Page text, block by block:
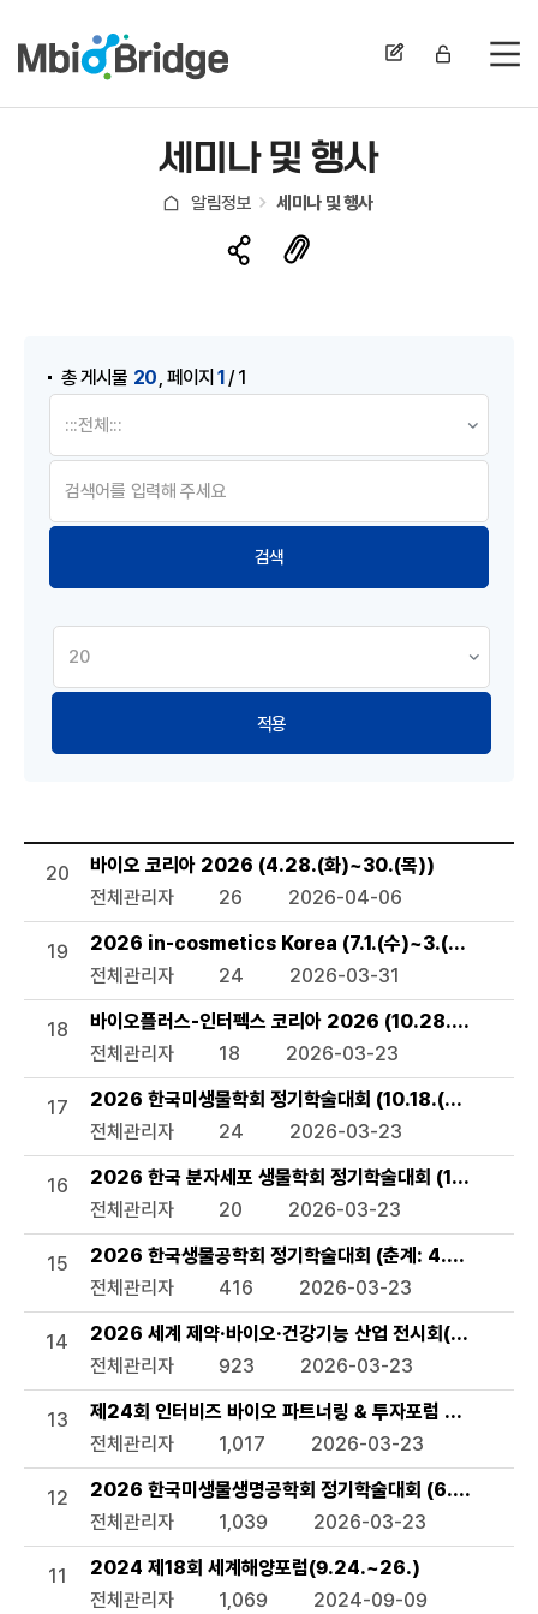
전
세미나 및 행사
알림정보 세미나 및 행사
총 게시물 20 ,페이지1/ 1
적용
세미나 및 행사 목록으로 번호, 제목, 작성자, 조회수,등록일,
20
바이오 코리아 2026 (4.28.(화)~30.(목))
전체관리자
26 2026-04-06
19
2026 in-cosmetics Korea (7.1.(수)~3.(금))
전체관리자
24 2026-03-31
18
바이오플러스-인터펙스 코리아 2026 (10.28.(수
전체관리자
18 2026-03-23
17
2026 한국미생물학회 정기학술대회 (10.18.(일)~20.(
전체관리자
24 2026-03-23
16
2026 한국 분자세포 생물학회 정기학술대회 (10.6.(화
전체관리자
20 2026-03-23
15
2026 한국생물공학회 정기학술대회 (춘계: 4.8.(수
전체관리자
416 2026-03-23
14
2026 세계 제약·바이오·건강기능 산업 전시회(CPHI)
전체관리자
923 2026-03-23
13
제24회 인터비즈 바이오 파트너링 & 투자포럼 2026
전체관리자
1,017 2026-03-23
12
2026 한국미생물생명공학회 정기학술대회 (6.24.(수
전체관리자
1,039 2026-03-23
11
2024 제18회 세계해양포럼(9.24.~26.)
전체관리자
1,069 2024-09-09